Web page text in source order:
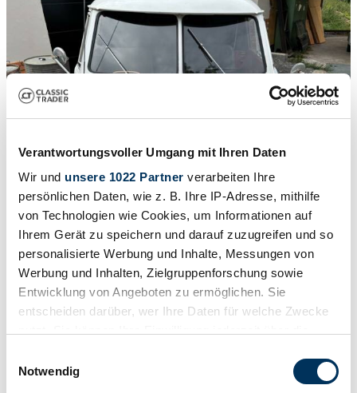
Verantwortungsvoller Umgang mit Ihren Daten
Wir und unsere 1022 Partner verarbeiten Ihre
persönlichen Daten, wie z. B. Ihre IP-Adresse, mithilfe
von Technologien wie Cookies, um Informationen auf
Ihrem Gerät zu speichern und darauf zuzugreifen und so
personalisierte Werbung und Inhalte, Messungen von
Werbung und Inhalten, Zielgruppenforschung sowie
Entwicklung von Angeboten zu ermöglichen. Sie
entscheiden darüber, wer Ihre Daten für welche Zwecke
Trigger Symbol ändern oder widerrufen
Notwendig
1962 | Volkswagen T1 panel van
Baujahr 1962 – frisch TÜV, H-Kennzeichen
£25,721